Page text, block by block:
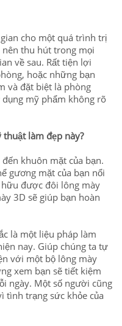
cho một quá trình trị
thu hút trong mọi
về sau. Rất tiện lợi
hoặc những bạn
và đặt biệt là phòng
mỹ phẩm không rõ
làm đẹp này?
khuôn mặt của bạn.
gương mặt của bạn nổi
được đôi lông mày
3D sẽ giúp bạn hoàn
là một liệu pháp làm
nay. Giúp chúng ta tự
với một bộ lông mày
xem bạn sẽ tiết kiệm
ngày. Một số người cũng
tình trạng sức khỏe của